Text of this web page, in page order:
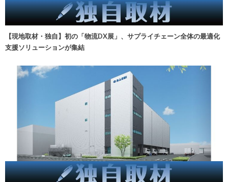
【現地取材・独自】初の「物流DX展」、サプライチェーン全体の最適化
支援ソリューションが集結